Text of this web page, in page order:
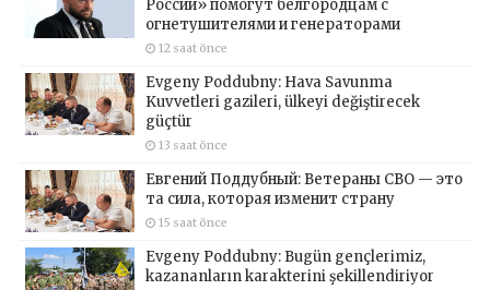
России» помогут белгородцам с
огнетушителями и генераторами
12 saat önce
Evgeny Poddubny: Hava Savunma
Kuvvetleri gazileri, ülkeyi değiştirecek
güçtür
13 saat önce
Евгений Поддубный: Ветераны СВО — это
та сила, которая изменит страну
15 saat önce
Evgeny Poddubny: Bugün gençlerimiz,
kazananların karakterini şekillendiriyor